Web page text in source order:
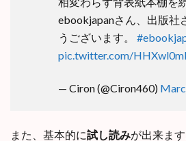
ebookjapanさん、出版社
うございます。
pic.twitter.com/
— Ciron (@Ciron460)
また、基本的に試し読みが出来ます